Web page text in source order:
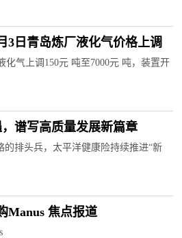
3日青岛炼厂液化气价格上调
化气上调150元 吨至7000元 吨，装置开
谱写高质量发展新篇章
的排头兵，太平洋健康险持续推进“新
Manus 焦点报道